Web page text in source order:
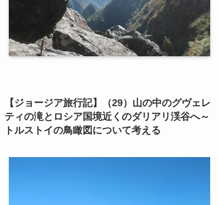
仏教聖地スリランカ紀行
第三次インド遠征～ブッダゆかりの地を巡る旅
プロフィール
仏教コラム・法話
【ジョージア旅行記】（29）山の中のグヴェレ
ティの滝とロシア国境近くのダリアリ渓谷へ～
トルストイの鳥瞰図について考える